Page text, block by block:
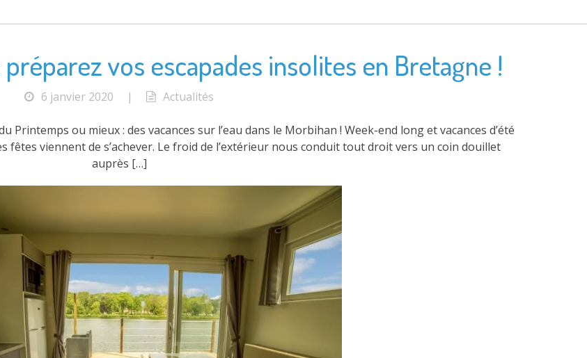
vos escapades insolites en Bretagne !
6 janvier 2020 | Actualités
Printemps ou mieux : des vacances sur l’eau dans le Morbihan ! Week-end long et vacances d’été
fêtes viennent de s’achever. Le froid de l’extérieur nous conduit tout droit vers un coin douillet
auprès […]